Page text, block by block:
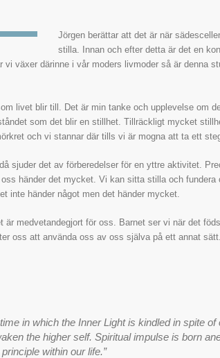
Jörgen berättar att det är när
stilla. Innan och efter detta är det en
vi växer därinne i vår moders livmoder så är denna
livet blir till. Det är min tanke och upplevelse om
som det blir en stillhet. Tillräckligt mycket
och vi stannar där tills vi är mogna att ta ett
sjuder det av förberedelser för en yttre aktivitet.
händer det mycket. Vi kan sitta stilla och fundera
inte händer något men det händer mycket.
är medvetandegjort för oss. Barnet ser vi när det
oss att använda oss av oss själva på ett annat
in which the Inner Light is kindled in spite
the higher self. Spiritual impulse is born
within our life.”